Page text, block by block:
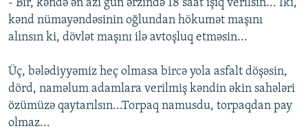
- Bir, kəndə ən azı gün ərzində 18 saat işıq verilsin... İki,
kənd nümayəndəsinin oğlundan hökumət maşını
alınsın ki, dövlət maşını ilə avtoşluq etməsin...
Üç, bələdiyyəmiz heç olmasa bircə yola asfalt döşəsin,
dörd, naməlum adamlara verilmiş kəndin əkin sahələri
özümüzə qaytarılsın...Torpaq namusdu, torpaqdan pay
olmaz...